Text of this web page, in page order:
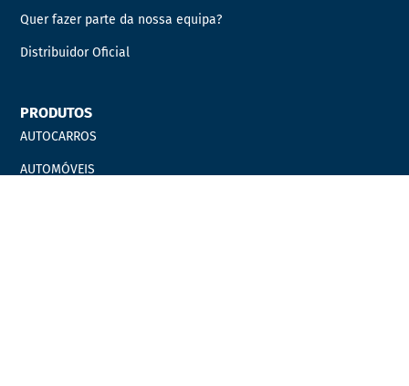
Quer fazer parte da nossa equipa?
Distribuidor Oficial
PRODUTOS
AUTOCARROS
AUTOMÓVEIS